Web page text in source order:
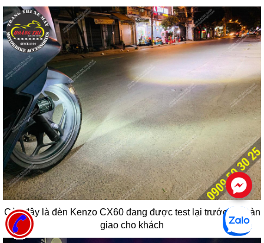
Còn đây là đèn Kenzo CX60 đang được test lại trước khi bàn
giao cho khách
.